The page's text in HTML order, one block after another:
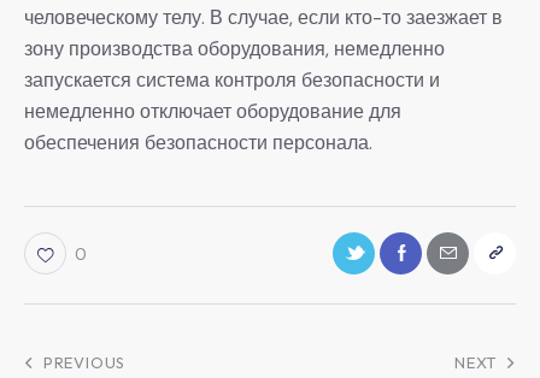
человеческому телу. В случае, если кто-то заезжает в
зону производства оборудования, немедленно
запускается система контроля безопасности и
немедленно отключает оборудование для
обеспечения безопасности персонала.
0
PREVIOUS NEXT